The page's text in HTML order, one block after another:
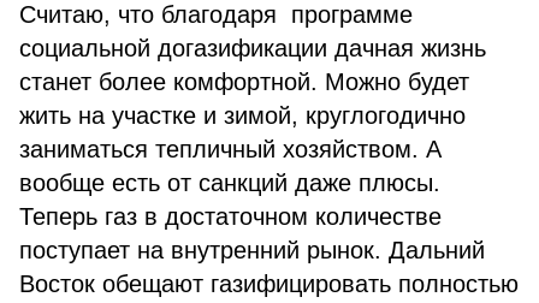
Считаю, что благодаря программе
социальной догазификации дачная жизнь
станет более комфортной. Можно будет
жить на участке и зимой, круглогодично
заниматься тепличный хозяйством. А
вообще есть от санкций даже плюсы.
Теперь газ в достаточном количестве
поступает на внутренний рынок. Дальний
Восток обещают газифицировать полностью